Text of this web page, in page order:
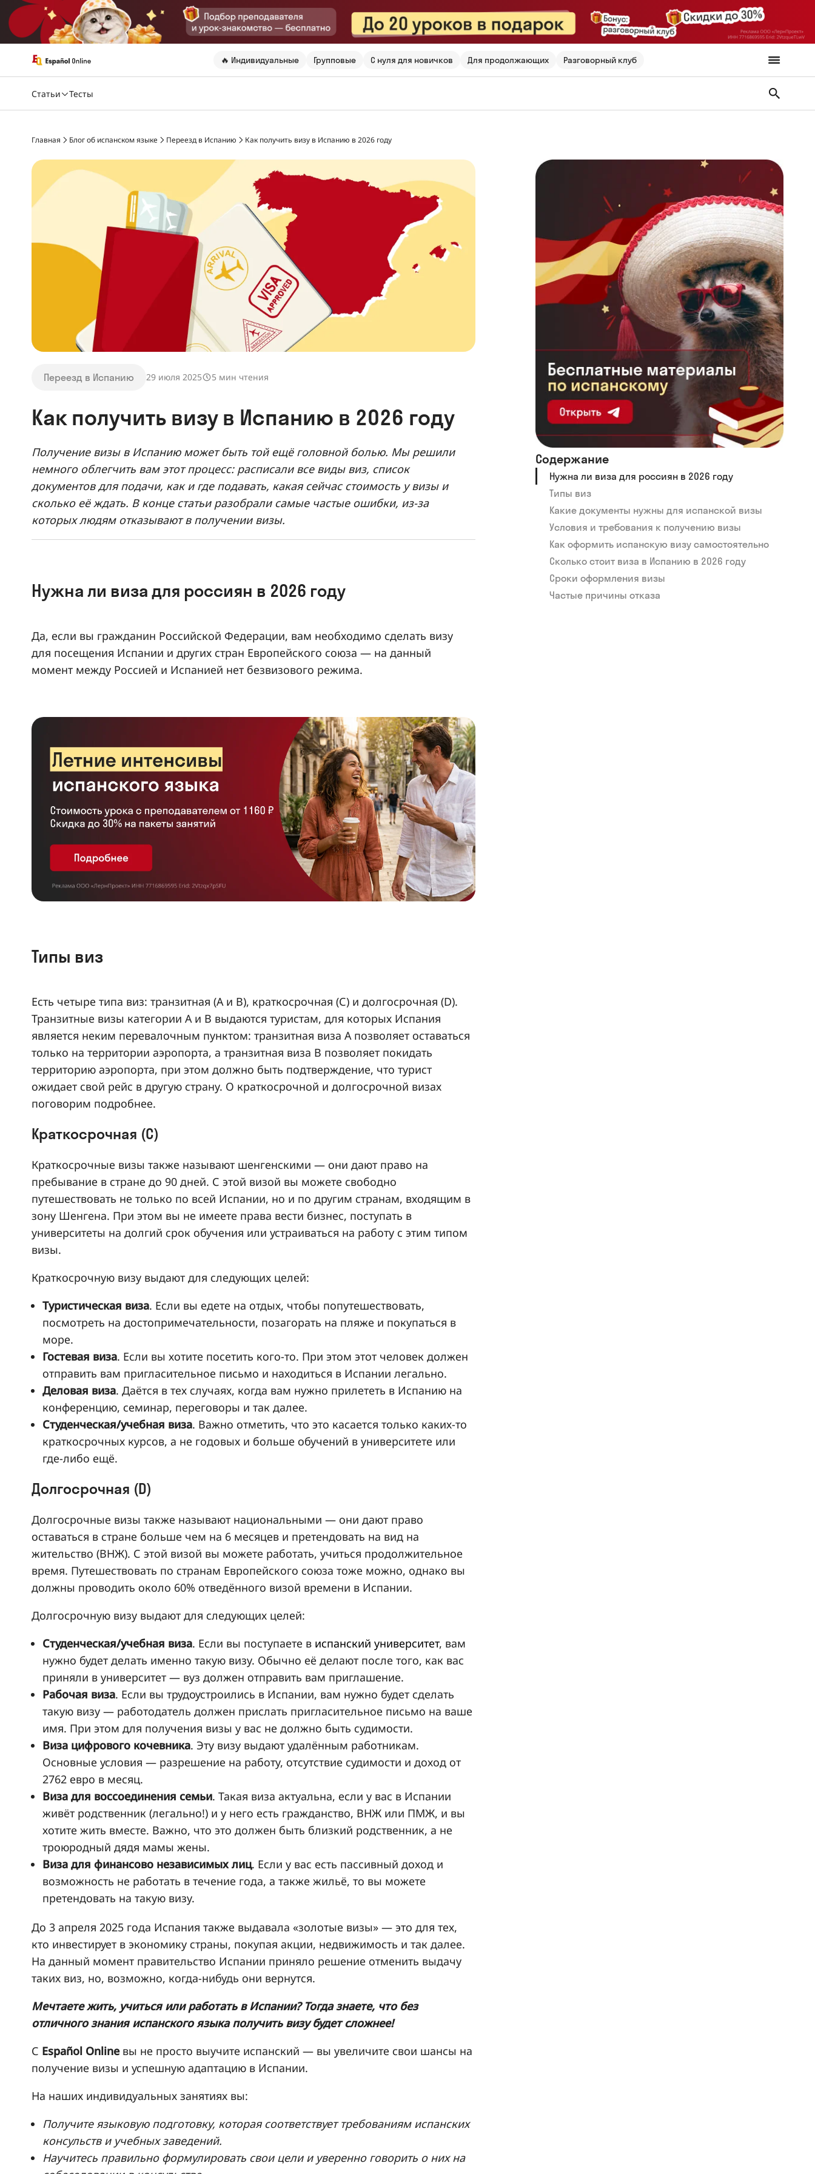
🔥 Индивидуальные Групповые С нуля для новичков Для продолжающих Разговорный клуб
Статьи Тесты
Главная Блог об испанском языке Переезд в Испанию Как получить визу в Испанию в 2026 году
Переезд в Испанию 29 июля 2025 5 мин чтения
Как получить визу в Испанию в 2026 году
Получение визы в Испанию может быть той ещё головной болью. Мы решили
немного облегчить вам этот процесс: расписали все виды виз, список
документов для подачи, как и где подавать, какая сейчас стоимость у визы и
сколько её ждать. В конце статьи разобрали самые частые ошибки, из-за
которых людям отказывают в получении визы.
Нужна ли виза для россиян в 2026 году
Да, если вы гражданин Российской Федерации, вам необходимо сделать визу
для посещения Испании и других стран Европейского союза — на данный
момент между Россией и Испанией нет безвизового режима.
Типы виз
Есть четыре типа виз: транзитная (А и В), краткосрочная (С) и долгосрочная (D).
Транзитные визы категории А и В выдаются туристам, для которых Испания
является неким перевалочным пунктом: транзитная виза А позволяет оставаться
только на территории аэропорта, а транзитная виза В позволяет покидать
территорию аэропорта, при этом должно быть подтверждение, что турист
ожидает свой рейс в другую страну. О краткосрочной и долгосрочной визах
поговорим подробнее.
Краткосрочная (С)
Краткосрочные визы также называют шенгенскими — они дают право на
пребывание в стране до 90 дней. С этой визой вы можете свободно
путешествовать не только по всей Испании, но и по другим странам, входящим в
зону Шенгена. При этом вы не имеете права вести бизнес, поступать в
университеты на долгий срок обучения или устраиваться на работу с этим типом
визы.
Краткосрочную визу выдают для следующих целей:
Туристическая виза. Если вы едете на отдых, чтобы попутешествовать,
посмотреть на достопримечательности, позагорать на пляже и покупаться в
море.
Гостевая виза. Если вы хотите посетить кого-то. При этом этот человек должен
отправить вам пригласительное письмо и находиться в Испании легально.
Деловая виза. Даётся в тех случаях, когда вам нужно прилететь в Испанию на
конференцию, семинар, переговоры и так далее.
Студенческая/учебная виза. Важно отметить, что это касается только каких-то
краткосрочных курсов, а не годовых и больше обучений в университете или
где-либо ещё.
Долгосрочная (D)
Долгосрочные визы также называют национальными — они дают право
оставаться в стране больше чем на 6 месяцев и претендовать на вид на
жительство (ВНЖ). С этой визой вы можете работать, учиться продолжительное
время. Путешествовать по странам Европейского союза тоже можно, однако вы
должны проводить около 60% отведённого визой времени в Испании.
Долгосрочную визу выдают для следующих целей:
Студенческая/учебная виза. Если вы поступаете в испанский университет, вам
нужно будет делать именно такую визу. Обычно её делают после того, как вас
приняли в университет — вуз должен отправить вам приглашение.
Рабочая виза. Если вы трудоустроились в Испании, вам нужно будет сделать
такую визу — работодатель должен прислать пригласительное письмо на ваше
имя. При этом для получения визы у вас не должно быть судимости.
Виза цифрового кочевника. Эту визу выдают удалённым работникам.
Основные условия — разрешение на работу, отсутствие судимости и доход от
2762 евро в месяц.
Виза для воссоединения семьи. Такая виза актуальна, если у вас в Испании
живёт родственник (легально!) и у него есть гражданство, ВНЖ или ПМЖ, и вы
хотите жить вместе. Важно, что это должен быть близкий родственник, а не
троюродный дядя мамы жены.
Виза для финансово независимых лиц. Если у вас есть пассивный доход и
возможность не работать в течение года, а также жильё, то вы можете
претендовать на такую визу.
До 3 апреля 2025 года Испания также выдавала «золотые визы» — это для тех,
кто инвестирует в экономику страны, покупая акции, недвижимость и так далее.
На данный момент правительство Испании приняло решение отменить выдачу
таких виз, но, возможно, когда-нибудь они вернутся.
Мечтаете жить, учиться или работать в Испании? Тогда знаете, что без
отличного знания испанского языка получить визу будет сложнее!
С Español Onlineвы не просто выучите испанский — вы увеличите свои шансы на
получение визы и успешную адаптацию в Испании.
На наших индивидуальных занятиях вы:
Получите языковую подготовку, которая соответствует требованиям испанских
консульств и учебных заведений.
Научитесь правильно формулировать свои цели и уверенно говорить о них на
Содержание
Нужна ли виза для россиян в 2026 году
Типы виз
Какие документы нужны для испанской визы
Условия и требования к получению визы
Как оформить испанскую визу самостоятельно
Сколько стоит виза в Испанию в 2026 году
Сроки оформления визы
Частые причины отказа